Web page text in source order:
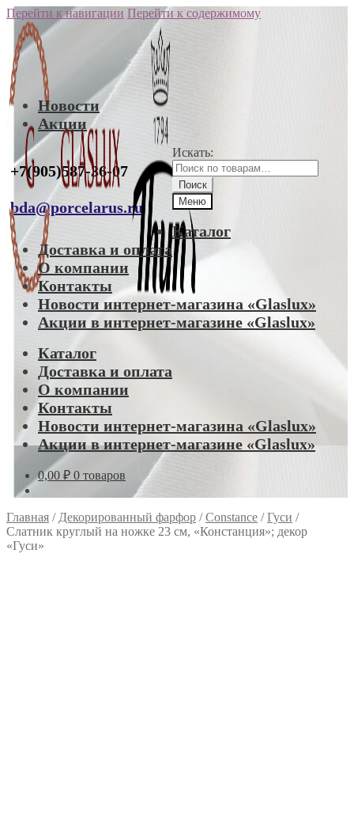
Перейти к навигации Перейти к содержимому
Новости
Акции
+7(905)587-36-07
bda@porcelarus.ru
Искать:
Поиск
Меню
Каталог
Доставка и оплата
О компании
Контакты
Новости интернет-магазина «Glaslux»
Акции в интернет-магазине «Glaslux»
Каталог
Доставка и оплата
О компании
Контакты
Новости интернет-магазина «Glaslux»
Акции в интернет-магазине «Glaslux»
0,00 ₽ 0 товаров
Главная / Декорированный фарфор /Constance /Гуси /
Слатник круглый на ножке 23 см, «Констанция»; декор
«Гуси»